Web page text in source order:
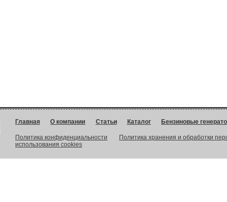
Главная О компании Статьи Каталог Бензиновые
Политика конфиденциальности
Политика хранения и обработки
использования cookies